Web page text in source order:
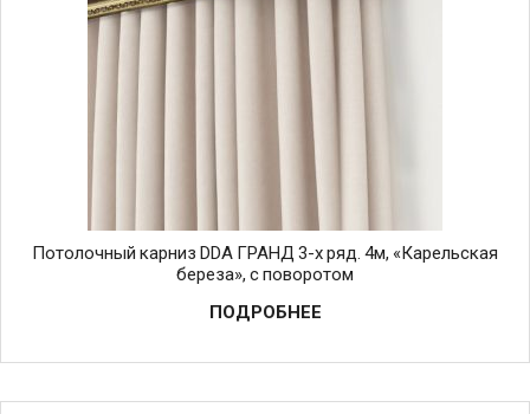
Потолочный карниз DDA ГРАНД 3-х ряд. 4м, «Карельская
береза», с поворотом
ПОДРОБНЕЕ